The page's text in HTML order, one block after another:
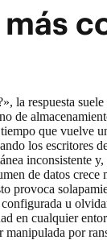
la respuesta
de
que vuelve
los escritores
inconsistente
de datos
provoca
u
en cualquier
por